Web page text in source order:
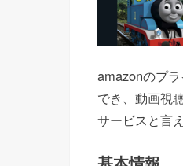
amazonのプ
でき、動画視
サービスと言